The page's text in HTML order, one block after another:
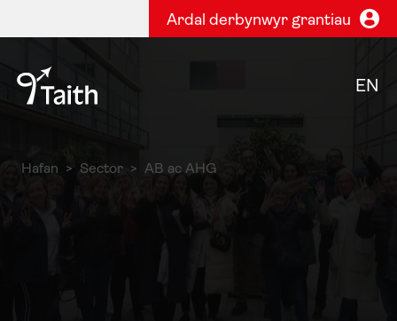
Ardal derbynwyr grantiau
EN
Hafan Sector AB ac AHG